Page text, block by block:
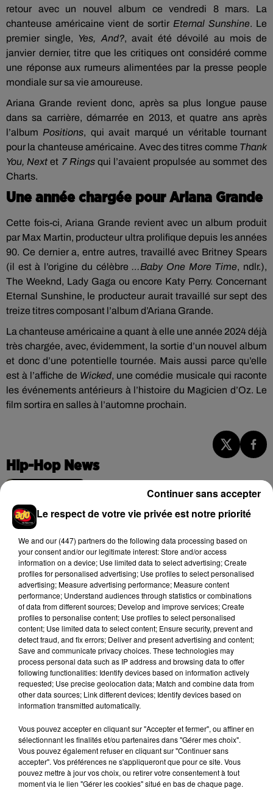
retour avec un nouvel album ce vendredi 8 mars. La
chanteuse américaine vient de sortir Eternal Sunshine. Le
premier single, Yes, And?, avait été dévoilé au mois de
janvier dernier, titre que les critiques ont considéré comme
une réponse aux rumeurs alimentées par la presse people
mondiale sur sa vie amoureuse.
Ariana Grande revient donc, après sa plus longue pause
dans sa carrière, démarrée en 2013, et quatre ans après
l’album Positions, qui avait marqué un véritable tournant
pour la chanteuse américaine. Avec des titres comme Thank
You, Next et 7 Ringsqui l’avaient propulsée au sommet des
Charts.
Une année chargée pour Ariana Grande
Cette fois-ci, Ariana Grande revient avec un album produit
par Max Martin, producteur ultra prolifique depuis les années
90. Ce dernier a, entre autres, travaillé avec Britney Spears
(il est à l’origine du célèbre …Baby One More Time, ndlr.),
The Weeknd, Lady Gaga ou encore Katy Perry. Concernant
Eternal Sunshine, le producteur aurait travaillé sur sept des
treize titres composant l’album d’Ariana Grande.
La chanteuse américaine a quant à elle une année 2024 déjà
très chargée, avec, évidemment, la sortie d’un nouvel album
et donc d’une potentielle tournée. Mais aussi parce qu’elle
est à l’affiche de Wicked, une comédie musicale qui raconte
les événements antérieurs à l’histoire du Magicien d’Oz. Le
film sortira en salles à l’automne prochain.
Hip-Hop News
Brent Faiyaz a le cœur brisé dans son
nouveau clip
7 août 2026
Rihanna de retour en studio ? A$AP
Rocky relance l'espoir des fans
7 août 2026
Tayc et Didi B dévoilent le single le plus
dansant de l’année
6 août 2026
Franglish et Keblack dévoilent une
session live surprise
Le respect de votre vie privée est notre priorité
We and our (447) partnersdo the following data processing based on
your consent and/or our legitimate interest: Store and/or access
information on a device; Use limited data to select advertising; Create
profiles for personalised advertising; Use profiles to select personalised
advertising; Measure advertising performance; Measure content
performance; Understand audiences through statistics or combinations
of data from different sources; Develop and improve services; Create
profiles to personalise content; Use profiles to select personalised
content; Use limited data to select content; Ensure security, prevent and
detect fraud, and fix errors; Deliver and present advertising and content;
Save and communicate privacy choices. These technologies may
process personal data such as IP address and browsing data to offer
following functionalities: Identify devices based on information actively
requested; Use precise geolocation data; Match and combine data from
other data sources; Link different devices; Identify devices based on
information transmitted automatically.
Vous pouvez accepter en cliquant sur "Accepter et fermer", ou affiner en
sélectionnant les finalités et/ou partenaires dans "Gérer mes choix".
Vous pouvez également refuser en cliquant sur "Continuer sans
accepter". Vos préférences ne s'appliqueront que pour ce site. Vous
pouvez mettre à jour vos choix, ou retirer votre consentement à tout
moment via le lien "Gérer les cookies" situé en bas de chaque page.
Continuer sans accepter